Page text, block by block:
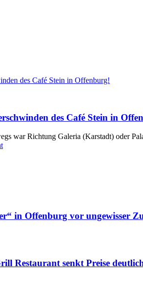
des Café Stein in
war Richtung Galeria (Karstadt) oder
in Offenburg vor ungewisser
Restaurant senkt Preise